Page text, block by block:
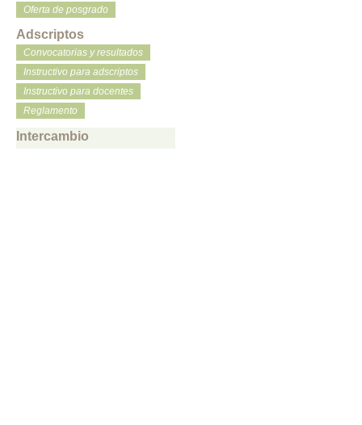
Oferta de posgrado
Adscriptos
Convocatorias y resultados
Instructivo para adscriptos
Instructivo para docentes
Reglamento
Intercambio